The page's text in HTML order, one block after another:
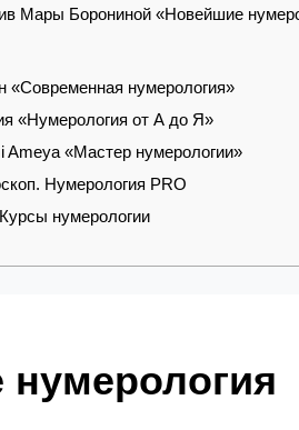
Мары Борониной «Новейшие
«Современная нумерология»
«Нумерология от А до Я»
«Мастер нумерологии»
Нумерология PRO
нумерологии
нумерология